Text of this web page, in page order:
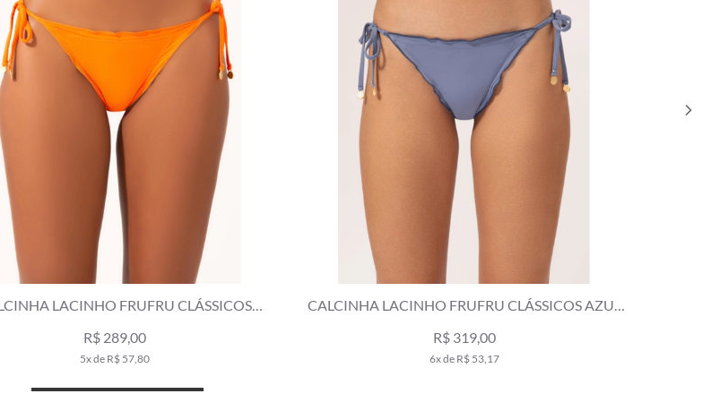
LACINHO FRUFRU CLÁSSICOS AZUL
R$ 319,00
6x de R$ 53,17
CALCINHA LACINHO FRUFRU CLÁSSICOS BOTTLE
R$ 289,00
5x de R$ 57,80